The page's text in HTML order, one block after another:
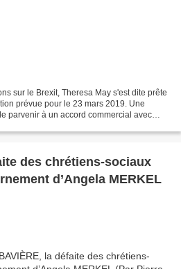
sur le Brexit, Theresa May s'est dite prête
prévue pour le 23 mars 2019. Une
parvenir à un accord commercial avec
des chrétiens-sociaux
d’Angela MERKEL